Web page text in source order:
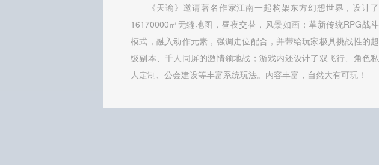
《天谕》邀请著名作家江南一起构架东方幻想世界，设计了
16170000㎡无缝地图，昼夜交替，风景如画；革新传统RPG战斗
模式，融入动作元素，强调走位配合，并带给玩家极具挑战性的超
级副本、千人同屏的激情领地战；游戏内还设计了双飞行、角色私
人定制、公会建设等丰富系统玩法。内容丰富，自然大有可玩！